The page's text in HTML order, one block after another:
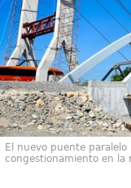
El nuevo puente
congestionamiento en la